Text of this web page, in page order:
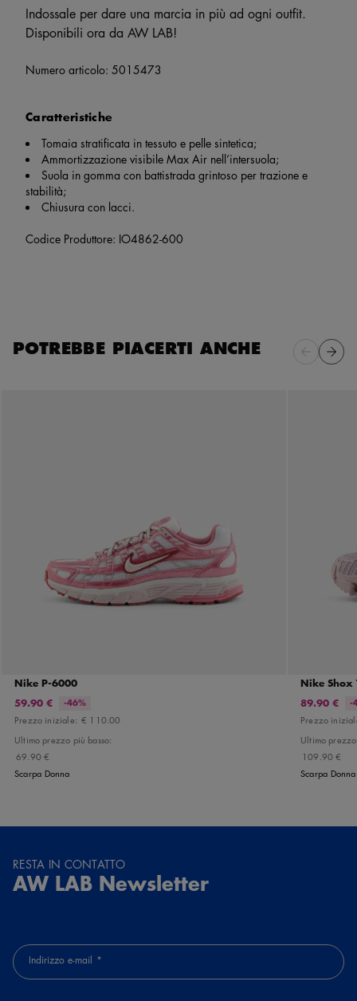
Indossale per dare una marcia in più ad ogni outfit.
Disponibili ora da AW LAB!
Numero articolo: 5015473
Caratteristiche
Tomaia stratificata in tessuto e pelle sintetica;
Ammortizzazione visibile Max Air nell’intersuola;
Suola in gomma con battistrada grintoso per trazione e
stabilità;
Chiusura con lacci.
Codice Produttore: IO4862-600
POTREBBE PIACERTI ANCHE
Nike P-6000
59.90 €
-46%
Prezzo iniziale: € 110.00
Ultimo prezzo più basso:
69.90 €
Scarpa Donna
Nike Shox
89.90 €
-
Prezzo
Ultimo
109.90 €
Scarpa Donna
RESTA IN CONTATTO
AW LAB Newsletter
Indirizzo e-mail